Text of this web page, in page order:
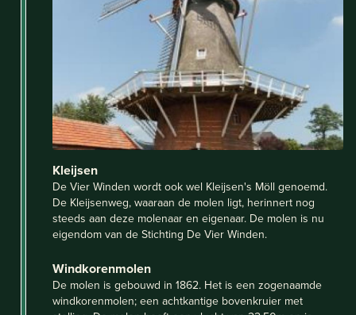
Kleijsen
De Vier Winden wordt ook wel Kleijsen's Möll genoemd.
De Kleijsenweg, waaraan de molen ligt, herinnert nog
steeds aan deze molenaar en eigenaar. De molen is nu
eigendom van de Stichting De Vier Winden.
Windkorenmolen
De molen is gebouwd in 1862. Het is een zogenaamde
windkorenmolen; een achtkantige bovenkruier met